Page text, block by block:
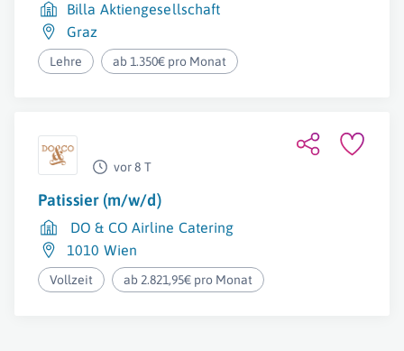
Billa Aktiengesellschaft
Graz
Lehre ab 1.350€ pro Monat
vor 8 T
Patissier (m/w/d)
DO & CO Airline Catering
1010 Wien
Vollzeit ab 2.821,95€ pro Monat